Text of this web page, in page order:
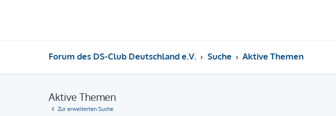
Forum des DS-Club Deutschland e.V. Suche Aktive Themen
Aktive Themen
Zur erweiterten Suche